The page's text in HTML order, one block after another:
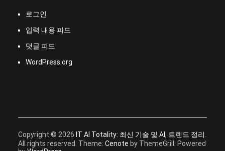
로그인
입력 내용 피드
댓글 피드
WordPress.org
Copyright © 2026 IT AI Totality: 최신 기술 및 AI, 트렌드 정리
All rights reserved. Theme: Cenote by ThemeGrill. Powered